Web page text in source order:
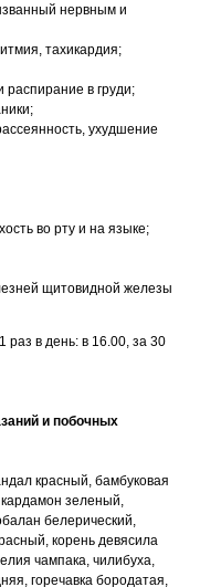
нервным и
тахикардия;
в груди;
ухудшение
во рту и на языке;
щитовидной железы
раз в день: в 16.00, за 30
и побочных
красный, бамбуковая
зеленый,
белерический,
корень девясила
чампака, чилибуха,
горечавка бородатая,